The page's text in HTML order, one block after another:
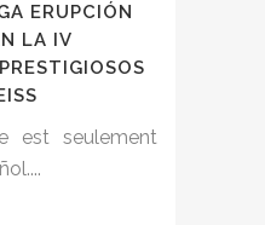
ERUPCIÓN
LA IV
est seulement